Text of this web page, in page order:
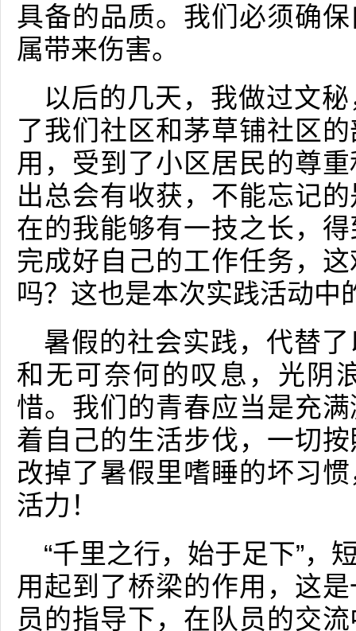
具备的品质。我们必须确
属带来伤害。
以后的几天，我做过文
了我们社区和茅草铺社区
用，受到了小区居民的尊
出总会有收获，不能忘记
在的我能够有一技之长，
完成好自己的工作任务，
吗？这也是本次实践活动中
暑假的社会实践，代替
和无可奈何的叹息，光阴
惜。我们的青春应当是充
着自己的生活步伐，一切
改掉了暑假里嗜睡的坏习
活力！
“千里之行，始于足下”，
用起到了桥梁的作用，这
员的指导下，在队员的交